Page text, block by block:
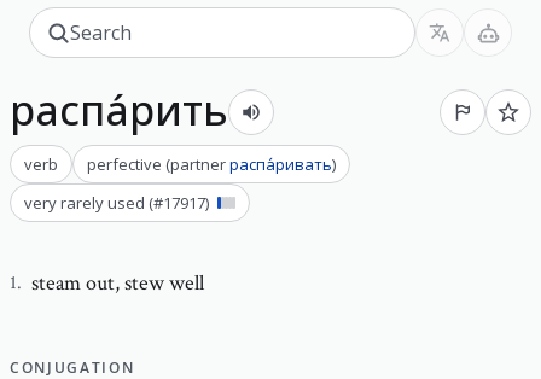
распа́рить
verb perfective (partnerраспа́ривать)
very rarely used (#17917)
1. steam out,stew well
CONJUGATION